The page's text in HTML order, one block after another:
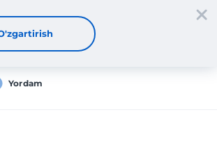
UZ
Yordam